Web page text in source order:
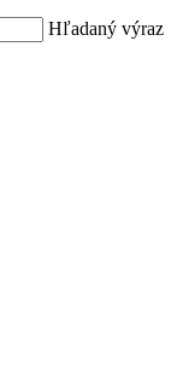
Hľadaný výraz